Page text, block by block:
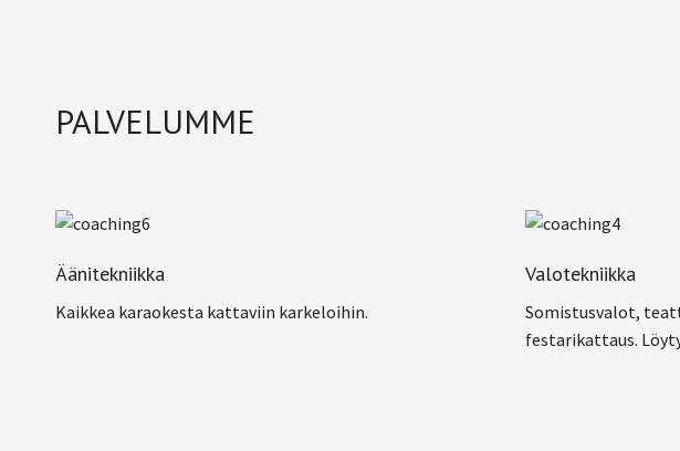
PALVELUMME
Äänitekniikka
Kaikkea karaokesta kattaviin karkeloihin.
Valotekniikka
Somistusvalot,
festarikattaus.